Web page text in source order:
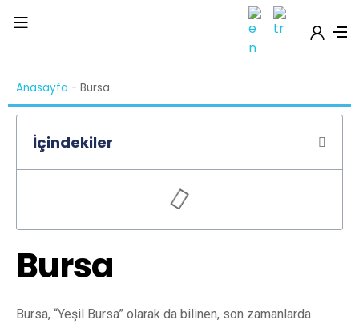
Anasayfa - Bursa
İçindekiler
Bursa
Bursa, “Yeşil Bursa” olarak da bilinen, son zamanlarda